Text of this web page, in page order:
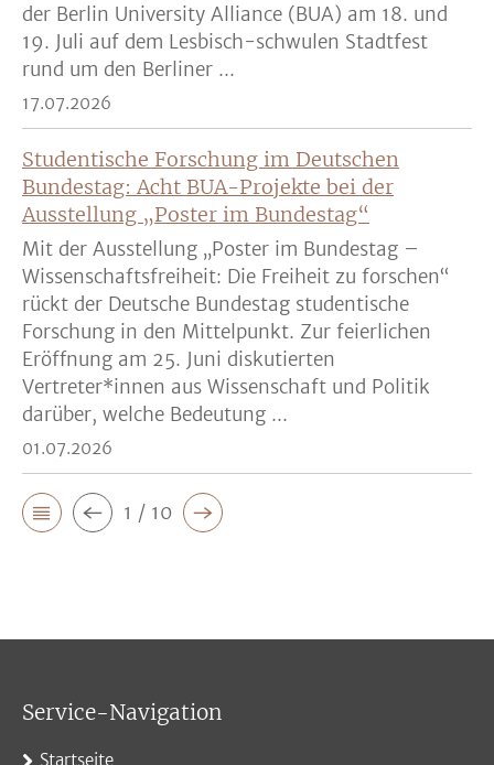
der Berlin University Alliance (BUA) am 18. und
19. Juli auf dem Lesbisch-schwulen Stadtfest
rund um den Berliner ...
17.07.2026
Studentische Forschung im Deutschen
Bundestag: Acht BUA-Projekte bei der
Ausstellung „Poster im Bundestag“
Mit der Ausstellung „Poster im Bundestag –
Wissenschaftsfreiheit: Die Freiheit zu forschen“
rückt der Deutsche Bundestag studentische
Forschung in den Mittelpunkt. Zur feierlichen
Eröffnung am 25. Juni diskutierten
Vertreter*innen aus Wissenschaft und Politik
darüber, welche Bedeutung ...
01.07.2026
1 / 10
Service-Navigation
Startseite